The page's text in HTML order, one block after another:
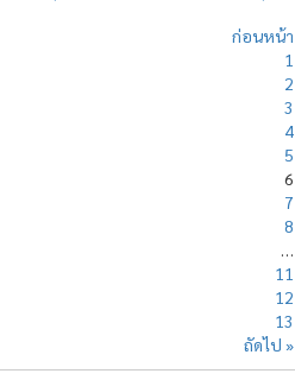
ก่อนหน้า
1
2
3
4
5
6
7
8
…
11
12
13
ถัดไป »